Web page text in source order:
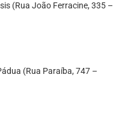
(Rua João Ferracine, 335 –
(Rua Paraíba, 747 –